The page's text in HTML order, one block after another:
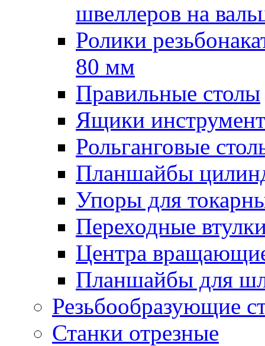
швеллеров на
Ролики
80 мм
Правильные столы
Ящики
Рольганговые
Планшайбы
Упоры для
Переходные
Центра
Планшайбы для
Резьбообразующие
Станки отрезные